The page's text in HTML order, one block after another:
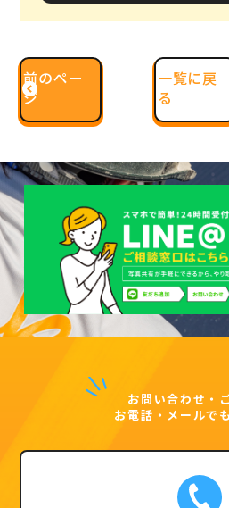
前のペー
ジ
一覧に戻
る
お問い合わせ・
お電話・メールで